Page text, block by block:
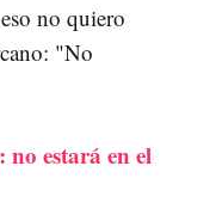
no quiero
"No
estará en el